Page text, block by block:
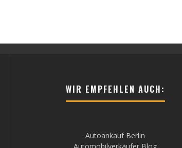
WIR EMPFEHLEN AUCH:
Autoankauf Berlin